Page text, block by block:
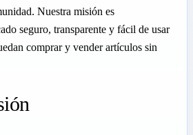
Nuestra misión es
seguro, transparente y fácil de usar
comprar y vender artículos sin